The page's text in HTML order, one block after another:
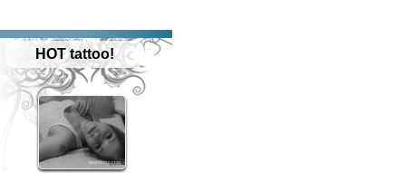
HOT tattoo!